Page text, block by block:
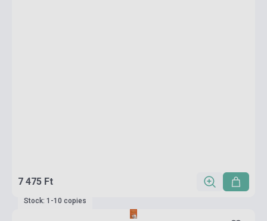
7 475 Ft
Stock: 1-10 copies